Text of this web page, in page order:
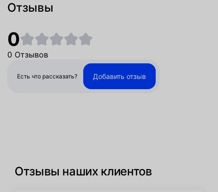
Отзывы
0
0 Отзывов
Есть что рассказать? Добавить отзыв
Отзывы наших клиентов